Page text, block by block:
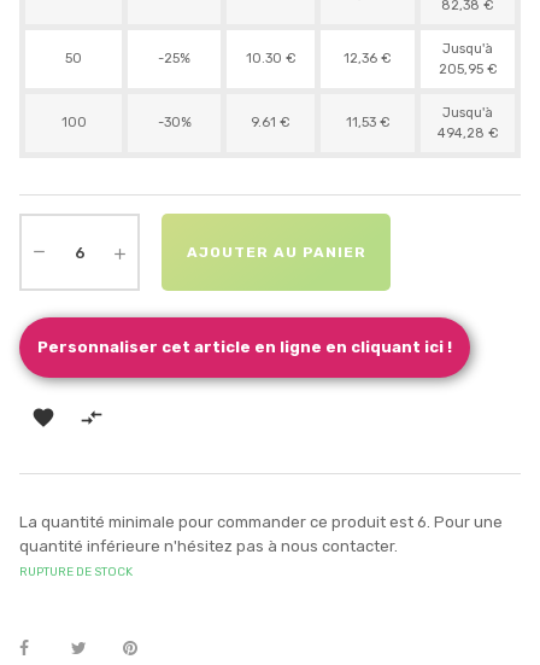
82,38 €
50 -25% 10.30 € 12,36 €
Jusqu'à
205,95 €
100 -30% 9.61 € 11,53 €
Jusqu'à
494,28 €
AJOUTER AU PANIER
Personnaliser cet article en ligne en cliquant ici !
 
La quantité minimale pour commander ce produit est 6. Pour une
quantité inférieure n'hésitez pas à nous contacter.
RUPTURE DE STOCK